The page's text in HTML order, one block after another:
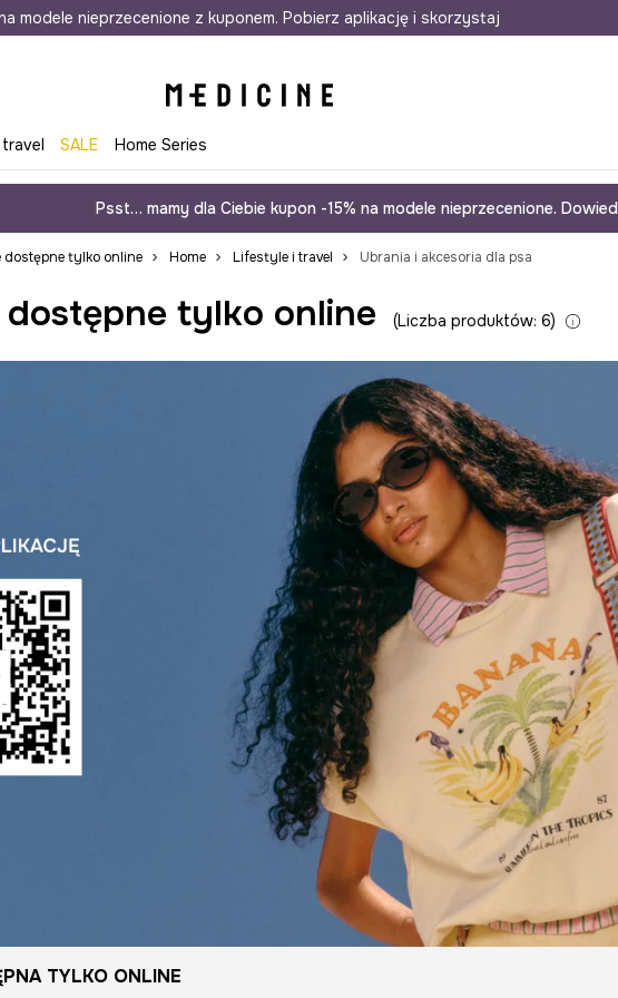
w 24h Darmowa dostawa do salonów 30 dni na zwrot
modele nieprzecenione z kuponem. Pobierz aplikację i skorzystaj
SALE Home Series
Psst… mamy dla Ciebie kupon -15% na modele nieprzecenione.
dostępne tylko online Home Lifestyle i travel Ubrania i akcesoria dla psa
dostępne tylko online Liczba produktów: 6
TYLKO ONLINE